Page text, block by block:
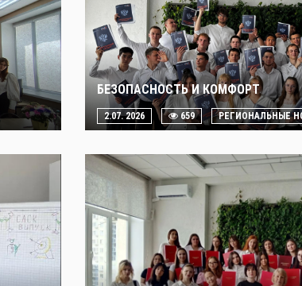
БЕЗОПАСНОСТЬ И КОМФОРТ
2.07. 2026 659 РЕГИОНАЛЬНЫЕ